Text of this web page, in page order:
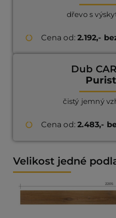
dřevo s
Cena od:2.192,-
Dub
čistý jemný
Cena od:2.483,-
Velikost jedné